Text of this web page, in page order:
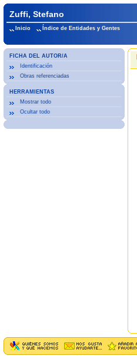
Zuffi, Stefano
Inicio Índice de Entidades y Gentes
FICHA DEL AUTOR/A
Identificación
Obras referenciadas
HERRAMIENTAS
Mostrar todo
Ocultar todo